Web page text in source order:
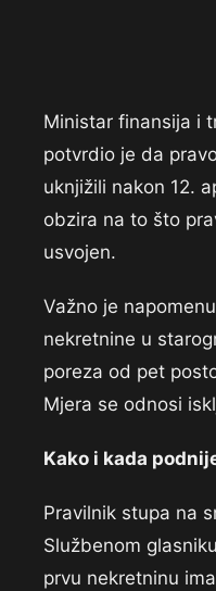
Ministar finansija i
potvrdio je da
uknjižili nakon 12.
obzira na to što
usvojen.
Važno je
nekretnine u
poreza od pet
Mjera se odnosi
Kako i kada
Pravilnik stupa na
Službenom
prvu nekretninu